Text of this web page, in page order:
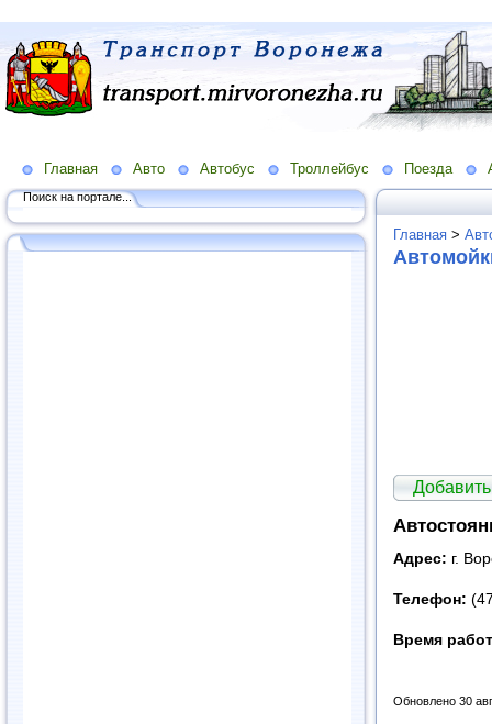
Главная Авто Автобус Троллейбус Поезда
Поиск на портале...
Главная >
Адрес: г.
Телефон:
Время
Обновлено 30